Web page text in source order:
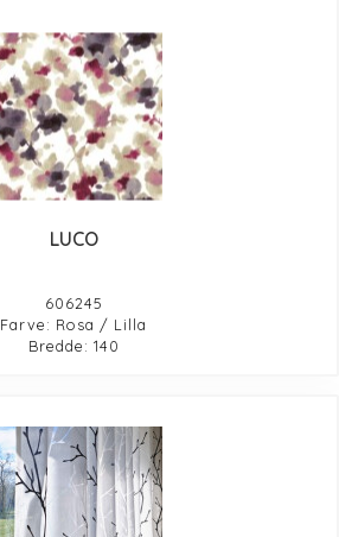
LUCO
606245
Farve: Rosa / Lilla
Bredde: 140